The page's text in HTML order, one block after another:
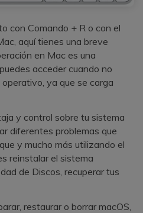
con Comando + R o con el
aquí tienes una breve
en Mac es una
acceder cuando no
ya que se carga
y control sobre tu sistema
diferentes problemas que
y mucho más utilizando el
reinstalar el sistema
de Discos, recuperar tus
restaurar o borrar macOS,